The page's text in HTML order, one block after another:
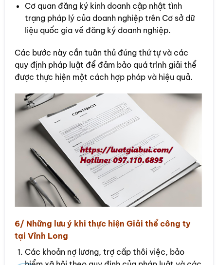
Cơ quan đăng ký kinh doanh cập nhật tình
trạng pháp lý của doanh nghiệp trên Cơ sở dữ
liệu quốc gia về đăng ký doanh nghiệp.
Các bước này cần tuân thủ đúng thứ tự và các
quy định pháp luật để đảm bảo quá trình giải thể
được thực hiện một cách hợp pháp và hiệu quả.
6/ Những lưu ý khi thực hiện Giải thể công ty
tại Vĩnh Long
Các khoản nợ lương, trợ cấp thôi việc, bảo